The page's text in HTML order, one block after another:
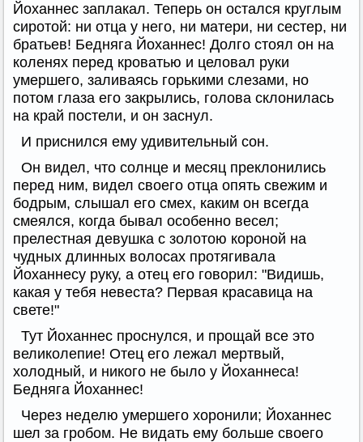
Йоханнес заплакал. Теперь он остался круглым
сиротой: ни отца у него, ни матери, ни сестер, ни
братьев! Бедняга Йоханнес! Долго стоял он на
коленях перед кроватью и целовал руки
умершего, заливаясь горькими слезами, но
потом глаза его закрылись, голова склонилась
на край постели, и он заснул.
И приснился ему удивительный сон.
Он видел, что солнце и месяц преклонились
перед ним, видел своего отца опять свежим и
бодрым, слышал его смех, каким он всегда
смеялся, когда бывал особенно весел;
прелестная девушка с золотою короной на
чудных длинных волосах протягивала
Йоханнесу руку, а отец его говорил: "Видишь,
какая у тебя невеста? Первая красавица на
свете!"
Тут Йоханнес проснулся, и прощай все это
великолепие! Отец его лежал мертвый,
холодный, и никого не было у Йоханнеса!
Бедняга Йоханнес!
Через неделю умершего хоронили; Йоханнес
шел за гробом. Не видать ему больше своего